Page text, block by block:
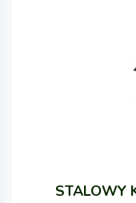
STALOWY